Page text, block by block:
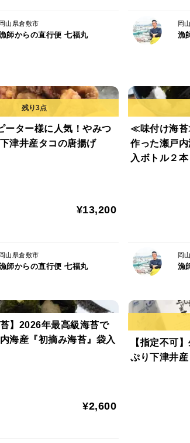
＜賞味期限＞
岡山県倉敷市
師からの直行便 七福丸
岡
漁
ーター様に人気！やみつ
津井産タコの唐揚げ
¥13,200
岡山県倉敷市
師からの直行便 七福丸
≪味付け海
作った瀬戸
入ボトル２本
岡
漁
苔】2026年最高級海苔で
海産『初摘み海苔』袋入
¥2,600
【指定不可
ぷり下津井産